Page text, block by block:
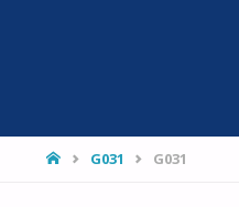
HOMEG031 G031